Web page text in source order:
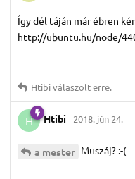
Így dél táján már ébren
http://ubuntu.hu/node/
Htibiválaszolt erre.
H Htibi 2018. jún 24.
a mester Muszáj? :-(